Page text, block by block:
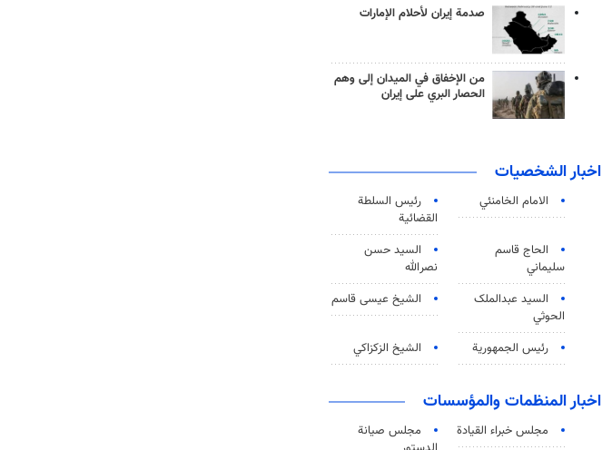
صدمة إيران لأحلام الإمارات
من الإخفاق في الميدان إلى وهم
الحصار البري على إيران
اخبار الشخصيات
الامام الخامنئي
رئیس السلطة
القضائیة
الحاج قاسم
سليماني
السيد حسن
نصرالله
السید عبدالملک
الحوثي
الشيخ عيسى قاسم
رئيس الجمهورية الشيخ الزكزاكي
اخبار المنظمات والمؤسسات
مجلس خبراء القيادة
مجلس صيانة